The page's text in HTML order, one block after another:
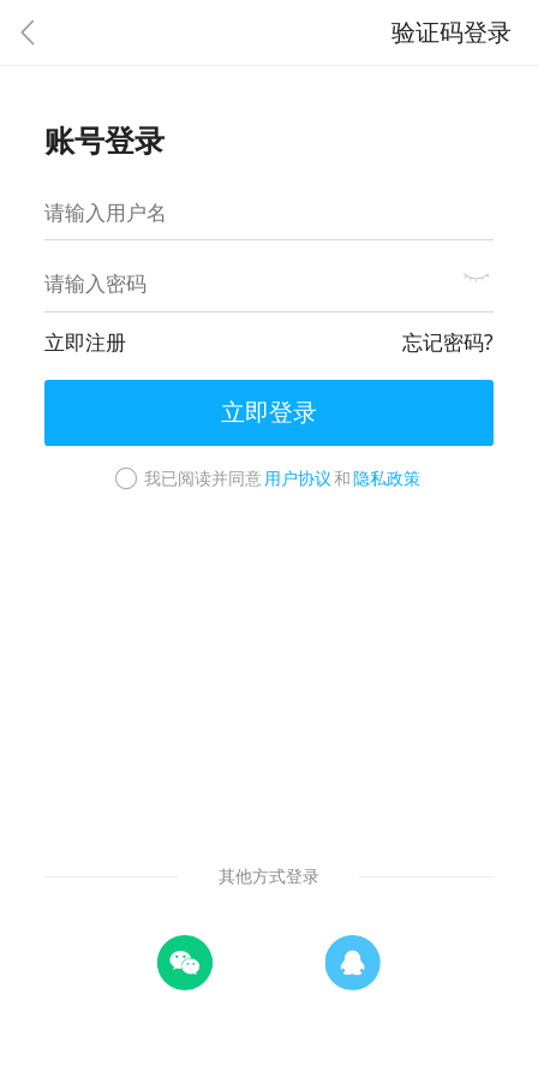
验证码登录
账号登录
立即注册 忘记密码?
立即登录
我已阅读并同意用户协议和隐私政策
其他方式登录